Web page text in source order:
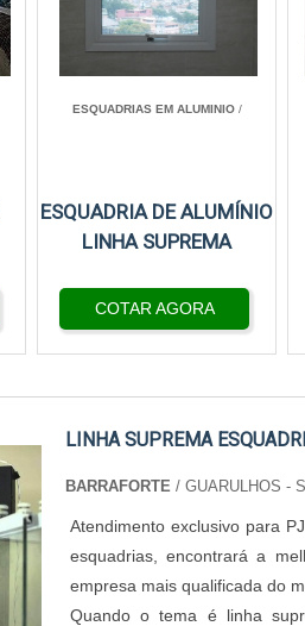
ESQUADRIAS EM ALUMINIO/
ESQUADRIA DE ALUMÍNIO
LINHA SUPREMA
COTAR AGORA
LINHA SUPREMA
BARRAFORTE / GUARULHOS -
Atendimento exclusivo para
esquadrias, encontrará a
empresa mais qualificada do
Quando o tema é linha